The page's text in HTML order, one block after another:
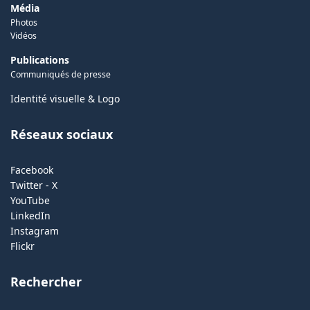
Média
Photos
Vidéos
Publications
Communiqués de presse
Identité visuelle & Logo
Réseaux sociaux
Facebook
Twitter - X
YouTube
LinkedIn
Instagram
Flickr
Rechercher